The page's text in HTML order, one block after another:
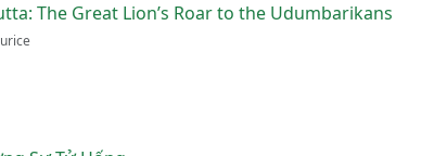
The Great Lion’s Roar to the Udumbarikans